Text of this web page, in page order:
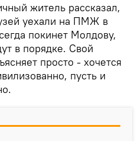
житель рассказал,
уехали на ПМЖ в
покинет Молдову,
в порядке. Свой
просто - хочется
пусть и